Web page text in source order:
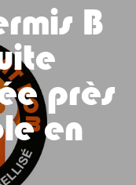
B
près
en